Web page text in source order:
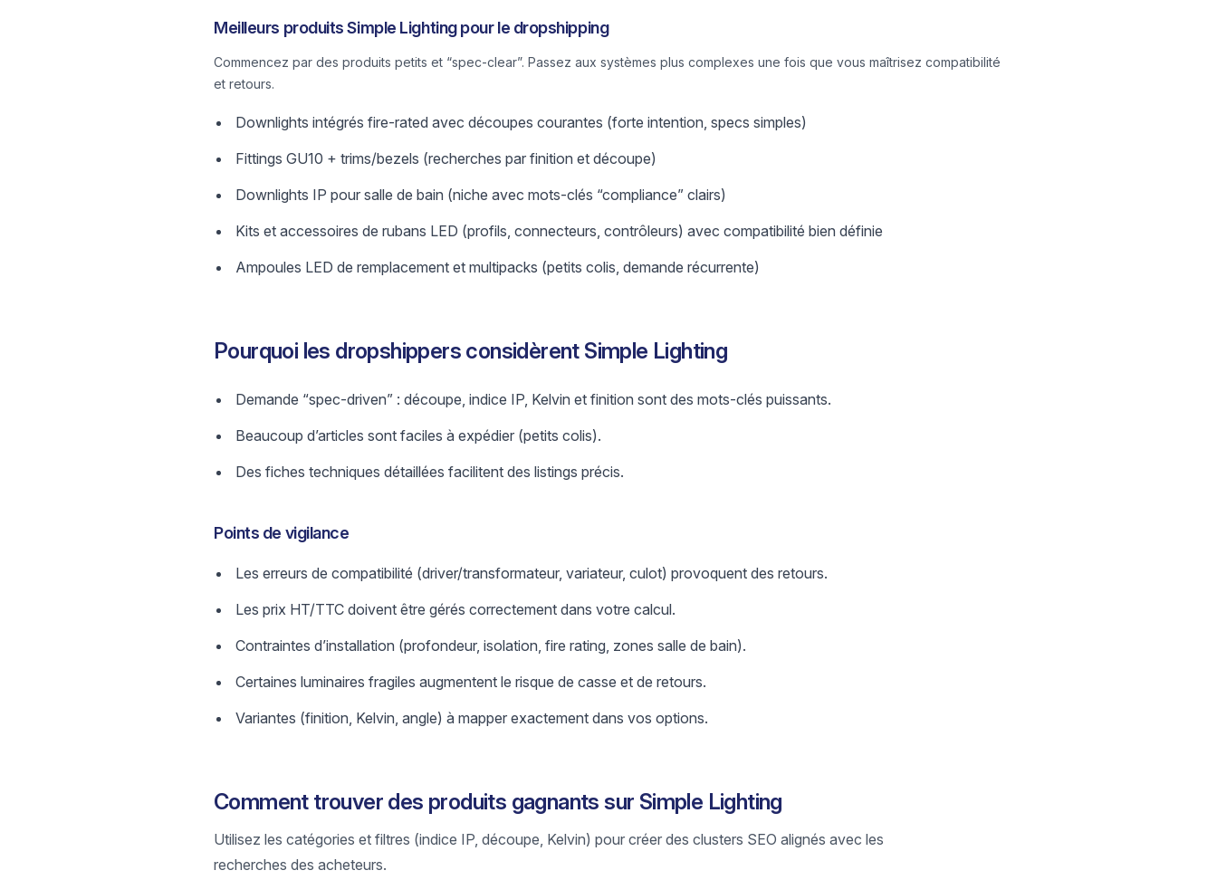
Meilleurs produits Simple Lighting pour le dropshipping
Commencez par des produits petits et “spec-clear”. Passez aux systèmes plus complexes une fois que vous maîtrisez compatibilité
et retours.
Downlights intégrés fire-rated avec découpes courantes (forte intention, specs simples)
Fittings GU10 + trims/bezels (recherches par finition et découpe)
Downlights IP pour salle de bain (niche avec mots-clés “compliance” clairs)
Kits et accessoires de rubans LED (profils, connecteurs, contrôleurs) avec compatibilité bien définie
Ampoules LED de remplacement et multipacks (petits colis, demande récurrente)
Pourquoi les dropshippers considèrent Simple Lighting
Demande “spec-driven” : découpe, indice IP, Kelvin et finition sont des mots-clés puissants.
Beaucoup d’articles sont faciles à expédier (petits colis).
Des fiches techniques détaillées facilitent des listings précis.
Points de vigilance
Les erreurs de compatibilité (driver/transformateur, variateur, culot) provoquent des retours.
Les prix HT/TTC doivent être gérés correctement dans votre calcul.
Contraintes d’installation (profondeur, isolation, fire rating, zones salle de bain).
Certaines luminaires fragiles augmentent le risque de casse et de retours.
Variantes (finition, Kelvin, angle) à mapper exactement dans vos options.
Comment trouver des produits gagnants sur Simple Lighting
Utilisez les catégories et filtres (indice IP, découpe, Kelvin) pour créer des clusters SEO alignés avec les
recherches des acheteurs.